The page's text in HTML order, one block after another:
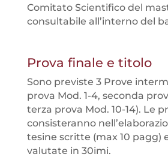
Comitato Scientifico del
consultabile all’interno del
Prova finale e titolo
Sono previste 3 Prove
prova Mod. 1-4, seconda
terza prova Mod. 10-14). Le
consisteranno
tesine scritte (max 10 pagg)
valutate in 30imi.